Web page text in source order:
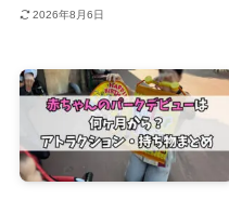
2026年8月6日